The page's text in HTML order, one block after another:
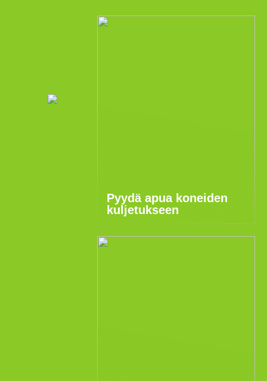
Pyydä apua koneiden
kuljetukseen